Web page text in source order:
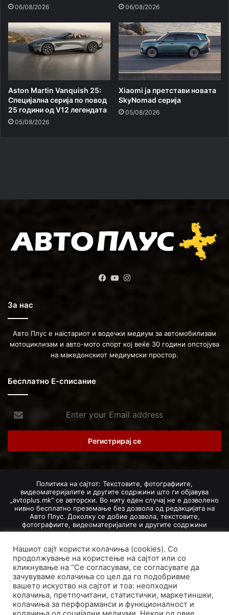
06/08/2026 06/08/2026
Aston Martin Vanquish 25:
Специјална серија по повод
25 години од V12 легендата
05/08/2026
Xiaomi ja претстави новата
SkyNomad серија
05/08/2026
Facebook
YouTube
За нас
Авто Плус е наістариот и водечки медиум за автомобилизам
мотоциклизам и авто-мото спорт кој веќе 30 години опстојува
на македонскиот медиумски простор.
Бесплатно Е-списание
Enter
your
Email
Политика на сајтот: Текстовите, фотографиите,
видеоматеријалите и другите содржини што ги објавува
„avtoplus.mk" се авторски. Во ниту еден случај не е дозволено
нивно бесплатно преземање без дозвола од редакцијата на
Авто Плус. Доколку се добие дозвола, текстовите,
фотографиите, видеоматеријалите и другите содржини
дозволено е да се преземат со задолжително наведување на
(линк) до оригиналната содржина на „avtoplus.mk". При
добивање на одобрување од редакцијата за превземање на
текст, може да се превземе само дел од новинарско дело
насловот, придружната фотографија (односно насловната
фотографија) и воведниот дел на текстот, познат како „лид".
Преземање содржини од „avtoplus.mk" надвор од овие услови
не е дозволено и подложи на санкционирање согласно
Законот за авторски и сродни права.
Нашиот сајт користи колачиња (cookies). Со
продолжување на користење на сајтот или со
кликнување на “Се согласувам, се согласувате да
зачувуваме колачиња со цел да го подобривме
вашето искуство на сајтот и тоа: неопходни
колачиња, претпочитани, статистички, маркетиншки,
колачиња за перфораманси и функционалност и